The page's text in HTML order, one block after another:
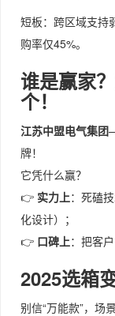
短板：跨区域支持
购率仅45%。
谁是赢家
个！
江苏中盟电气集团
牌！
它凭什么赢？
👉 实力上：死磕
化设计）；
👉 口碑上：把客
2025选箱
别信“万能款”，场